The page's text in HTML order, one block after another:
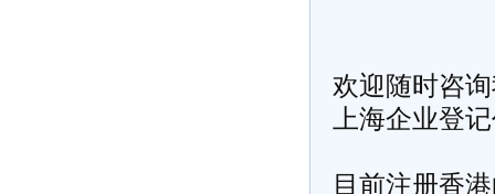
欢迎随时咨
上海企业登
目前注册香